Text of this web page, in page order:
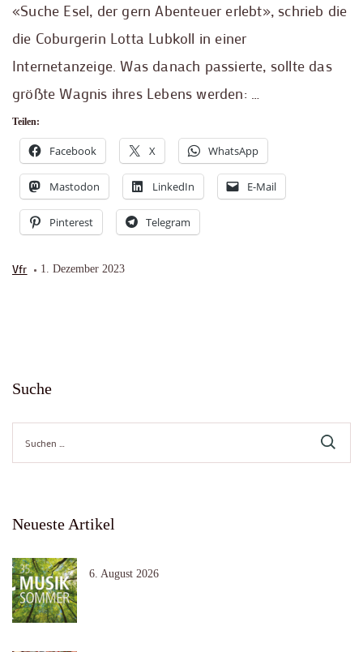
«Suche Esel, der gern Abenteuer erlebt», schrieb die
die Coburgerin Lotta Lubkoll in einer
Internetanzeige. Was danach passierte, sollte das
größte Wagnis ihres Lebens werden: …
Teilen:
Facebook X WhatsApp
Mastodon LinkedIn E-Mail
Pinterest Telegram
Vfr 1. Dezember 2023
Suche
nach:
Neueste Artikel
6. August 2026